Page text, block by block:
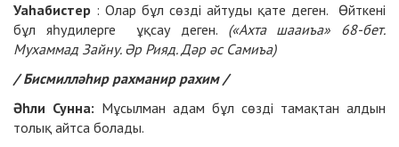
Уаһабистер : Олар бұл сөзді айтуды қате деген. Өйткені
бұл яһудилерге ұқсау деген. («Ахта шааиъа» 68-бет.
Мухаммад Зайну. Әр Рияд. Дәр әс Самиъа)
/ Бисмилләһир рахманир рахим /
Әһли Сунна: Мұсылман адам бұл сөзді тамақтан алдын
толық айтса болады.